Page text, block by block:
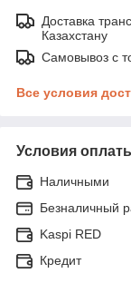
Доставка
Казахстану
Самовывоз с
Все условия
Условия
Наличными
Безналичный
Kaspi RED
Кредит